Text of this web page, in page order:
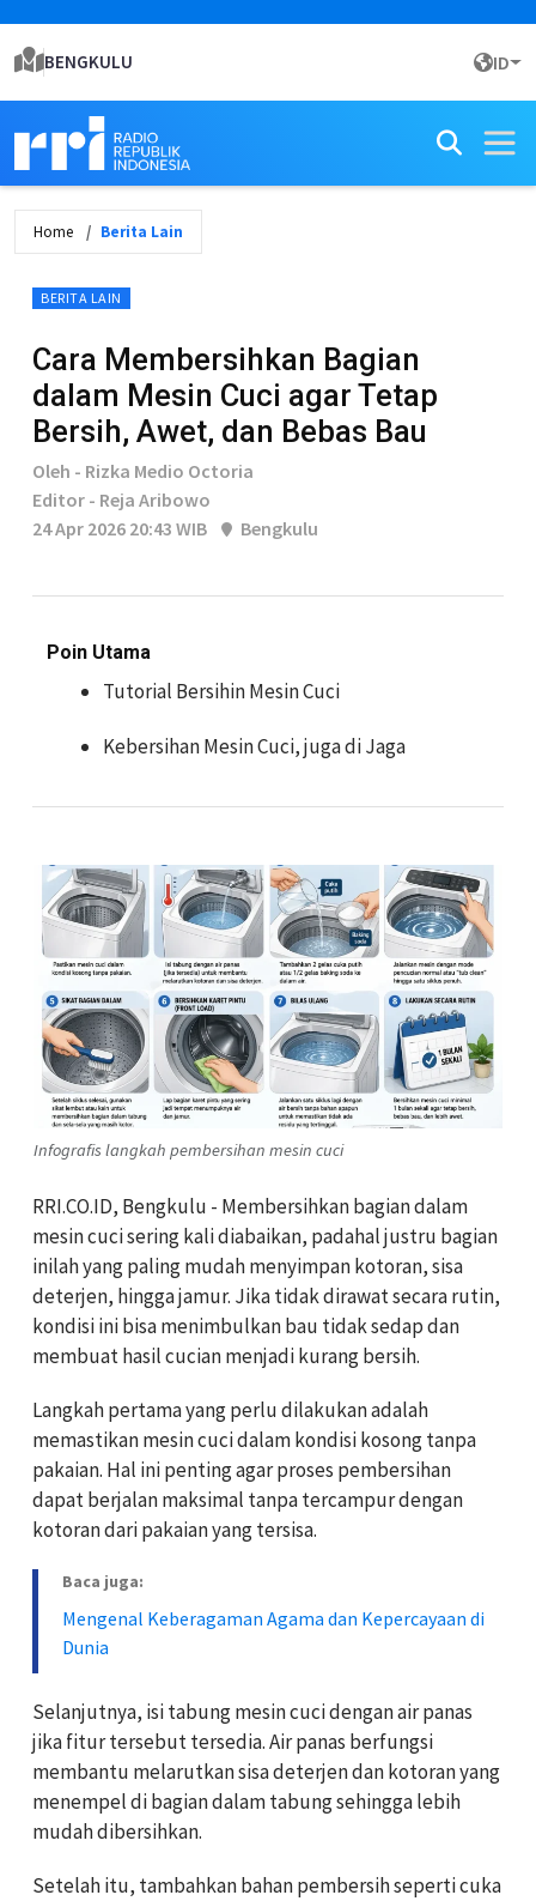
BENGKULU ID
Home Berita Lain
BERITA LAIN
Cara Membersihkan Bagian
dalam Mesin Cuci agar Tetap
Bersih, Awet, dan Bebas Bau
Oleh - Rizka Medio Octoria
Editor - Reja Aribowo
24 Apr 2026 20:43 WIB
Bengkulu
Poin Utama
Tutorial Bersihin Mesin Cuci
Kebersihan Mesin Cuci, juga di Jaga
Infografis langkah pembersihan mesin cuci
RRI.CO.ID, Bengkulu - Membersihkan bagian dalam
mesin cuci sering kali diabaikan, padahal justru bagian
inilah yang paling mudah menyimpan kotoran, sisa
deterjen, hingga jamur. Jika tidak dirawat secara rutin,
kondisi ini bisa menimbulkan bau tidak sedap dan
membuat hasil cucian menjadi kurang bersih.
Langkah pertama yang perlu dilakukan adalah
memastikan mesin cuci dalam kondisi kosong tanpa
pakaian. Hal ini penting agar proses pembersihan
dapat berjalan maksimal tanpa tercampur dengan
kotoran dari pakaian yang tersisa.
Baca juga:
Mengenal Keberagaman Agama dan Kepercayaan di
Dunia
Selanjutnya, isi tabung mesin cuci dengan air panas
jika fitur tersebut tersedia. Air panas berfungsi
membantu melarutkan sisa deterjen dan kotoran yang
menempel di bagian dalam tabung sehingga lebih
mudah dibersihkan.
Setelah itu, tambahkan bahan pembersih seperti cuka